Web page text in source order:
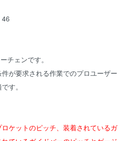
46
チェンです。
が要求される作業でのプロユーザー
す。
ケットのピッチ、装着されているガ